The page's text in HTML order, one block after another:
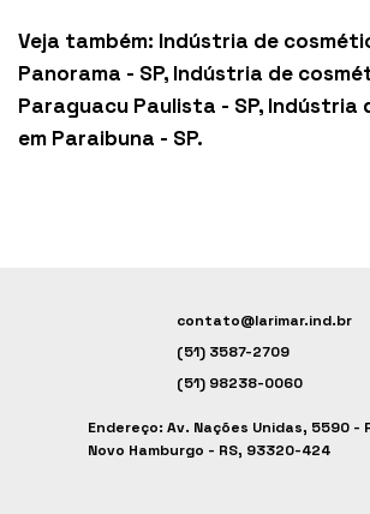
Veja também: Indústria de
Panorama - SP, Indústria de
Paraguacu Paulista - SP, Indústria
em Paraibuna - SP.
contato@larimar.ind.br
(51) 3587-2709
(51) 98238-0060
Endereço: Av. Nações Unidas, 5590 -
Novo Hamburgo - RS, 93320-424